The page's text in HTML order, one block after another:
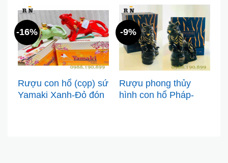
-16%
Rượu con hổ (cọp) sứ
Yamaki Xanh-Đỏ đón
-9%
Rượu phong thủy
hình con hổ Pháp-